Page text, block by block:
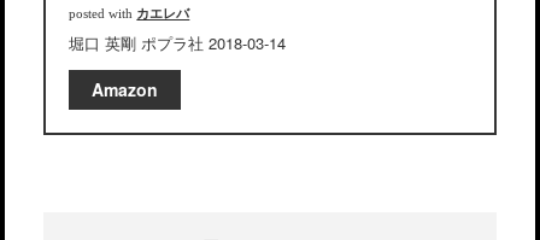
posted with カエレバ
堀口 英剛 ポプラ社 2018-03-14
Amazon